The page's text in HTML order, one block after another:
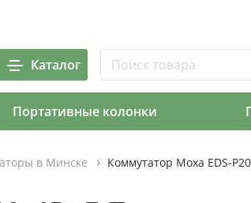
Каталог
Портативные колонки
в Минске Коммутатор Moxa EDS-